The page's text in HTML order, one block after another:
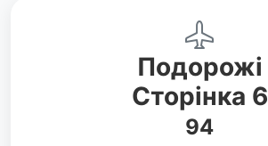
Подорожі
Сторінка 6
94